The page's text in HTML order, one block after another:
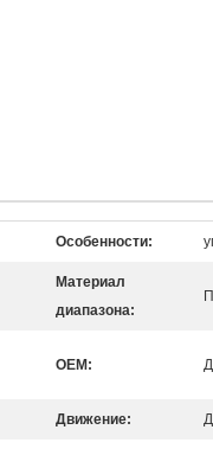
Особенности:
Материал
диапазона:
OEM:
Движение: